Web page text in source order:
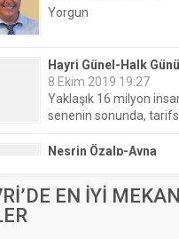
Hayri Günel-Halk Günü
senenin sonunda,
belirsizliğin ortasına
Nesrin Özalp-Ayna
24 Haziran 2026 00:04
Kaybeder? Üreticiden
Tansu Bayrakdar-Biz
ki
EN İYİ